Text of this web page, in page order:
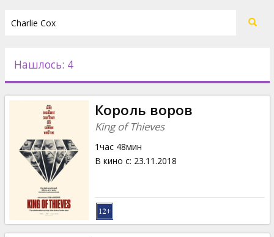
Новости
Подарки
Кинозакуски
B2B
Клуб
Нашлось: 4
Король воров
King of Thieves
1час 48мин
В кино с: 23.11.2018